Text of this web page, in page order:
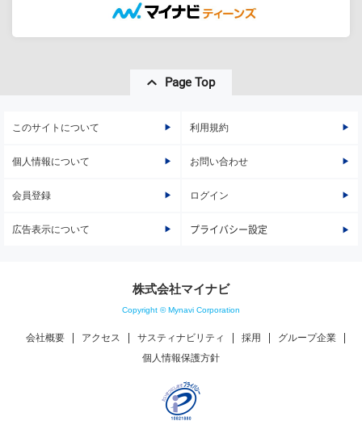
Page Top
このサイトについて 利用規約
個人情報について お問い合わせ
会員登録 ログイン
広告表示について プライバシー設定
株式会社マイナビ
Copyright © Mynavi Corporation
会社概要 アクセス サスティナビリティ 採用
グループ企業
個人情報保護方針